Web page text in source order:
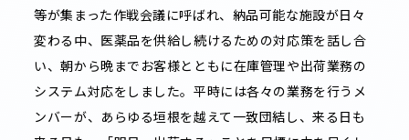
等が集まった作戦会議に呼ばれ、納品可能な施設が日々
変わる中、医薬品を供給し続けるための対応策を話し合
い、朝から晩までお客様とともに在庫管理や出荷業務の
システム対応をしました。平時には各々の業務を行うメ
ンバーが、あらゆる垣根を越えて一致団結し、来る日も